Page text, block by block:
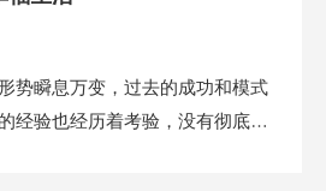
势瞬息万变，过去的成功和模式
经验也经历着考验，没有彻底的